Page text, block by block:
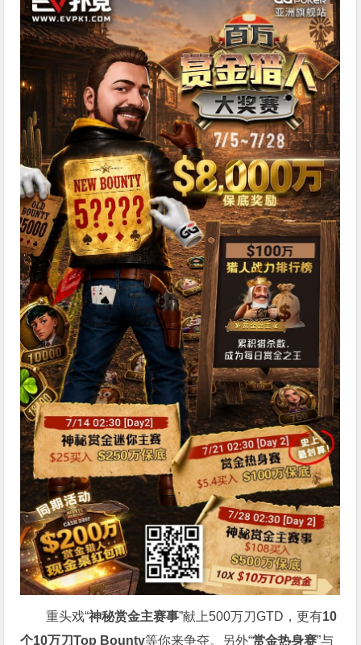
重头戏“神秘赏金主赛事”献上500万刀GTD，更有10
个10万刀Top Bounty等你来争夺。另外“赏金热身赛”与